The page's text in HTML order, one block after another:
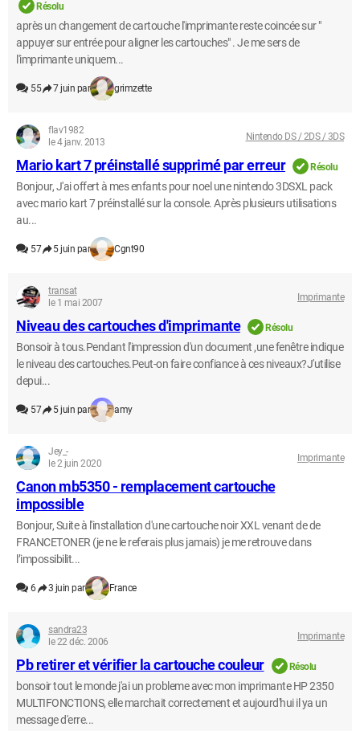
Résolu
après un changement de cartouche l'imprimante reste coincée sur "
appuyer sur entrée pour aligner les cartouches" . Je me sers de
l'imprimante uniquem...
55 7 juin par grimzette
flav1982
le 4 janv. 2013
Nintendo DS / 2DS / 3DS
Mario kart 7 préinstallé supprimé par erreur Résolu
Bonjour, J'ai offert à mes enfants pour noel une nintendo 3DSXL pack
avec mario kart 7 préinstallé sur la console. Après plusieurs utilisations
au...
57 5 juin par Cgnt90
transat
le 1 mai 2007
Imprimante
Niveau des cartouches d'imprimante Résolu
Bonsoir à tous.Pendant l'impression d'un document ,une fenêtre indique
le niveau des cartouches.Peut-on faire confiance à ces niveaux?J'utilise
depui...
57 5 juin par amy
Jey_-
le 2 juin 2020
Imprimante
Canon mb5350 - remplacement cartouche
impossible
Bonjour, Suite à l'installation d'une cartouche noir XXL venant de de
FRANCETONER (je ne le referais plus jamais) je me retrouve dans
l’impossibilit...
6 3 juin par France
sandra23
le 22 déc. 2006
Imprimante
Pb retirer et vérifier la cartouche couleur Résolu
bonsoir tout le monde j'ai un probleme avec mon imprimante HP 2350
MULTIFONCTIONS, elle marchait correctement et aujourd'hui il ya un
message d'erre...